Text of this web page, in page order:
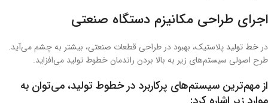
اجرای طراحی مکانیزم دستگاه صنعتی
در خط تولید پلاستیک، بهبود در طراحی قطعات صنعتی، بیشتر به چشم می‌آید.
طرح اصولی سیستم‌های زیر به بالا بردن راندمان خطوط تولید می‌افزاید.
از مهم‌ترین سیستم‌های پرکاربرد در خطوط تولید، می‌توان به